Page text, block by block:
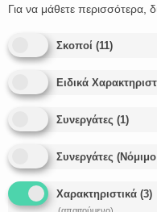
Βόλος
24210-30131

Για να μάθετε περισσότερα,
Σκοποί (11)
Ειδικά
Συνεργάτες (1)
Συνεργάτες
Χαρακτηριστικά (3)